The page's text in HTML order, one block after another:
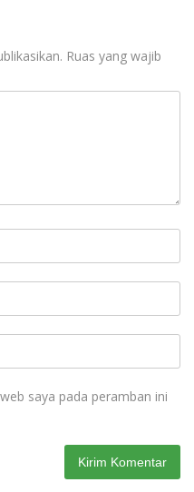
Ruas yang wajib
saya pada peramban ini